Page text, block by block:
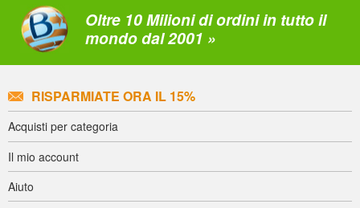
Oltre 10 Milioni di ordini in tutto il
mondo dal 2001 »
RISPARMIATE ORA IL 15%
Acquisti per categoria
Il mio account
Aiuto